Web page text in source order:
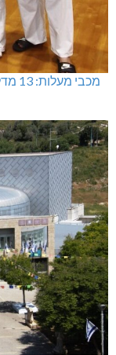
מכבי מעלות: 13 מדליות באליפות ישראל